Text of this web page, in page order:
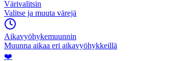
Värivalitsin
Valitse ja muuta värejä
Aikavyöhykemuunnin
Muunna aikaa eri aikavyöhykkeillä
❤️